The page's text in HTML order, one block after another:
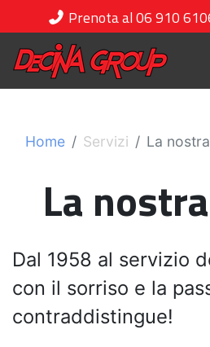
Prenota al 06 910
Home Servizi La
La
Dal 1958 al servizio
con il sorriso e la
contraddistingue!